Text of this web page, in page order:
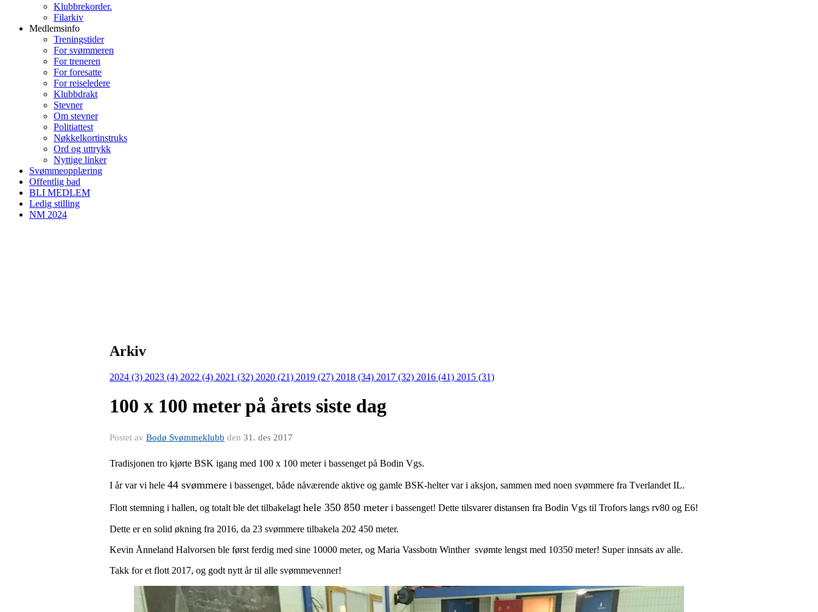
Klubbrekorder.
Filarkiv
Medlemsinfo
Treningstider
For svømmeren
For treneren
For foresatte
For reiseledere
Klubbdrakt
Stevner
Om stevner
Politiattest
Nøkkelkortinstruks
Ord og uttrykk
Nyttige linker
Svømmeopplæring
Offentlig bad
BLI MEDLEM
Ledig stilling
NM 2024
Arkiv
2024 (3) 2023 (4) 2022 (4) 2021 (32) 2020 (21) 2019 (27) 2018 (34) 2017 (32) 2016 (41) 2015 (31)
100 x 100 meter på årets siste dag
Postet av Bodø Svømmeklubb den 31. des 2017
Tradisjonen tro kjørte BSK igang med 100 x 100 meter i bassenget på Bodin Vgs.
I år var vi hele 44 svømmere i bassenget, både nåværende aktive og gamle BSK-helter var i aksjon, sammen med noen svømmere fra Tverlandet IL.
Flott stemning i hallen, og totalt ble det tilbakelagt hele 350 850 meter i bassenget! Dette tilsvarer distansen fra Bodin Vgs til Trofors langs rv80 og E6!
Dette er en solid økning fra 2016, da 23 svømmere tilbakela 202 450 meter.
Kevin Ånneland Halvorsen ble først ferdig med sine 10000 meter, og Maria Vassbotn Winther svømte lengst med 10350 meter! Super innsats av alle.
Takk for et flott 2017, og godt nytt år til alle svømmevenner!